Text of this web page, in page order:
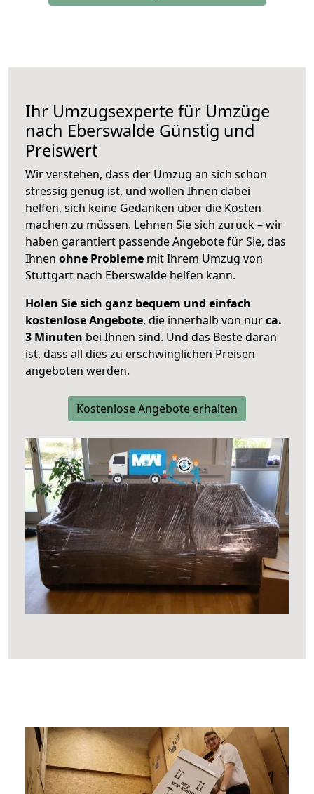
Ihr Umzugsexperte für Umzüge
nach Eberswalde Günstig und
Preiswert
Wir verstehen, dass der Umzug an sich schon
stressig genug ist, und wollen Ihnen dabei
helfen, sich keine Gedanken über die Kosten
machen zu müssen. Lehnen Sie sich zurück – wir
haben garantiert passende Angebote für Sie, das
Ihnen ohne Probleme mit Ihrem Umzug von
Stuttgart nach Eberswalde helfen kann.
Holen Sie sich ganz bequem und einfach
kostenlose Angebote, die innerhalb von nurca.
3 Minuten bei Ihnen sind. Und das Beste daran
ist, dass all dies zu erschwinglichen Preisen
angeboten werden.
Kostenlose Angebote erhalten